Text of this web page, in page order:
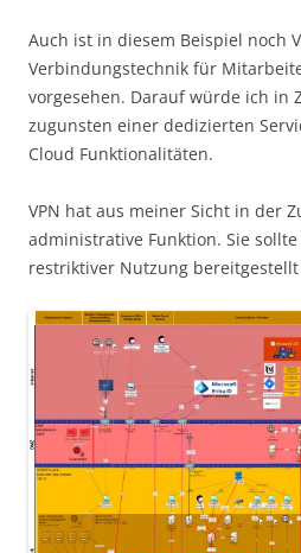
Auch ist in diesem Beispiel noch
Verbindungstechnik für
vorgesehen. Darauf würde ich in
zugunsten einer dedizierten
Cloud Funktionalitäten.
VPN hat aus meiner Sicht in der
administrative Funktion. Sie
restriktiver Nutzung